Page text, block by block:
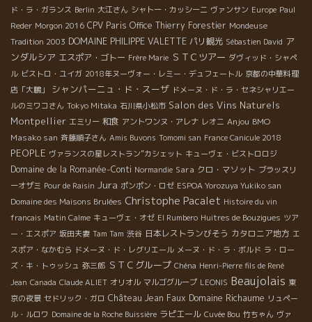
ド・ラ・ガランス Berlin 大江さん シャトー・カッシーニ ヴァンサン Europe Paul
Reder Morgon 2016 CPV Paris Office Thierry Forestier Mondeuse
Tradition 2003 DOMAINE PHILIPPE VALETTE パリ観光 Sébastien David ア
ンダルシア エスポア・ゴトー Frère Marie ＳＴＣツアー ダヴィッド・シャペ
ル ビストロ・ユイガ 2018年ヌーヴォー・レミー・デュフェートル 京都の中華料理
店「大鵬」
シャンパーニュ・ド・スーザ ドメーヌ・ド・ラ・セネシャリエー
ルのミワコさん Tokyo Mitaka 石川県小松市 Salon des Vins Naturels
Montpellier エミリー 和食 アントワンヌ・アレナ レオニ Anjou BMO
Masako san 斉藤順子さん Amis Buvons Tomomi san France Canicule 2018
PEOPLE ヴァランスの星レストラン”カシェット キューヴェ・ビストロロジ
Domaine de la Romanée-Conti Normandie Sara クロ・マソット ブラッスリ
ーオザミ Pour de Raisin Jura ポンポン・ロゼ ESPOA Yorozuya Yukiko san
Domaine des Maisons Brulées Christophe Pacalet Histoire du vin
francais Matin Calme キューヴェ・オゼ El Rumbero Huitres de Bouzigues ツア
ー・エスポア 坂田夫妻 Tam Tam 渋谷 日本レストランびそう カタロニア地方 エ
スポア・なかむら ドメーヌ・ド・レグリエール メーヌ・ド・ラ・ボルド ラ・ロー
ズ・キ・トゥッシュ 弥三郎 ＳＴＣグループ Chéna Henri-Pierre fils de René
Jean Canada Claude ALIET オリオル マルゴグループ LEONIS Beaujolais 東
京の夜景 セドリック・ガロ Château Jean Faux Domaine Richaume リュペー
ル・ルロワ Domaine de la Roche Buissière ラピエール Cuvée Bou 竹ちゃん ヴァ